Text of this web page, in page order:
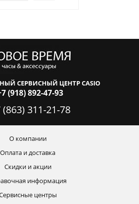
СЕРВИСНЫЙ ЦЕНТР CASIO
(918) 892-47-93
(863) 311-21-78
О компании
Оплата и доставка
Скидки и акции
информация
центры